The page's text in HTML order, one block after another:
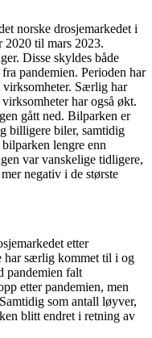
norske drosjemarkedet i
2020 til mars 2023.
Disse skyldes både
pandemien. Perioden har
Særlig har
har også økt.
gått ned. Bilparken er
billigere biler, samtidig
lengre enn
var vanskelige tidligere,
negativ i de største
etter
har særlig kommet til i og
pandemien falt
etter pandemien, men
som antall løyver,
blitt endret i retning av